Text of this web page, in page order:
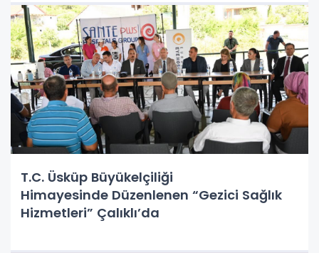
T.C. Üsküp Büyükelçiliği
Himayesinde Düzenlenen “Gezici Sağlık
Hizmetleri” Çalıklı’da